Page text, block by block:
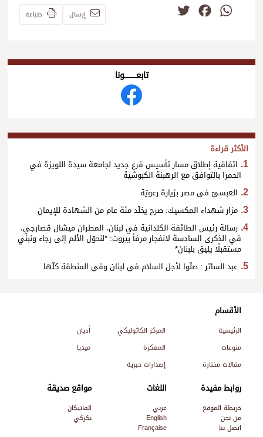
WhatsApp
Facebook إرسال طباعة
تابعــــــــــونا
الأكثر قراءة
اتفاقية إطلاق مسار تأسيس فرع جديد لجامعة سيدة اللويزة في
الحمرا بالتوافق مع الرهبنة الكبوشية
العبسيّ في مصر بزيارة رعويّة
مزار شهداء المكسيك: صرح يخلّد مئة عام من الشهادة للإيمان
رسالة رئيس الطائفة الكلدانية في لبنان، المطران ميشال قصارجي،
في الذكرى السادسة لانفجار مرفأ بيروت: *لنحوّل الألم إلى رجاء ونبني
مستقبلًا يليق بلبنان*
عبد الساتر : صلّوا لأجل السلام في لبنان وفي المنطقة كلّها
الأقسام
الرئيسية المركز الكاثوليكي
أديان
منوعات
المفكرة
ميديا
مقالات مختارة
إصدارات حبرية
روابط مفيدة
خريطة الموقع
من نحن
اتصل بنا
اللغات
عربي
English
Française
مواقع صديقة
الفاتيكان
بكركي